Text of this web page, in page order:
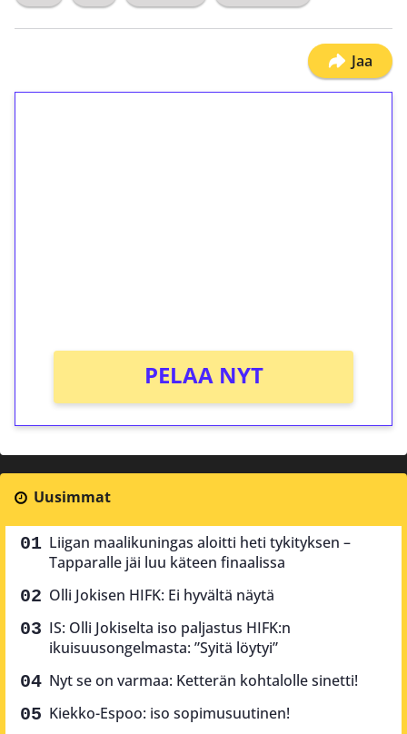
Jaa
PELAA NYT
Uusimmat
Liigan maalikuningas aloitti heti tykityksen –
Tapparalle jäi luu käteen finaalissa
Olli Jokisen HIFK: Ei hyvältä näytä
IS: Olli Jokiselta iso paljastus HIFK:n
ikuisuusongelmasta: ”Syitä löytyi”
Nyt se on varmaa: Ketterän kohtalolle sinetti!
Kiekko-Espoo: iso sopimusuutinen!